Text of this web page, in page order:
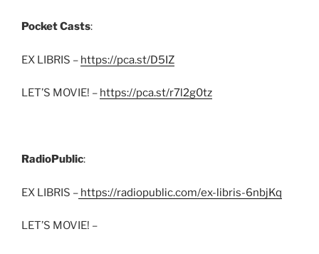
Pocket Casts:
EX LIBRIS – https://pca.st/D5IZ
LET’S MOVIE! – https://pca.st/r7l2g0tz
RadioPublic:
EX LIBRIS – https://radiopublic.com/ex-libris-6nbjKq
LET’S MOVIE! –